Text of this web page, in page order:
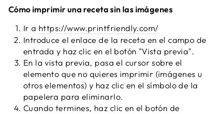
Cómo imprimir una receta sin las imágenes
Ir a https://www.printfriendly.com/
Introduce el enlace de la receta en el campo de
entrada y haz clic en el botón "Vista previa".
En la vista previa, pasa el cursor sobre el
elemento que no quieres imprimir (imágenes u
otros elementos) y haz clic en el símbolo de la
papelera para eliminarlo.
Cuando termines, haz clic en el botón de